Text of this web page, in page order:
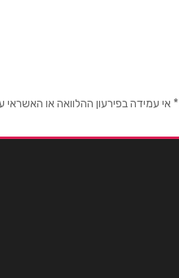
בפירעון ההלוואה או האשראי